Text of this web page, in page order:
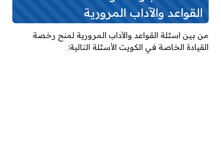
القواعد والآداب المرورية
من بين اسئلة القواعد والآداب المرورية لمنح رخصة
القيادة الخاصة في الكويت الأسئلة التالية: